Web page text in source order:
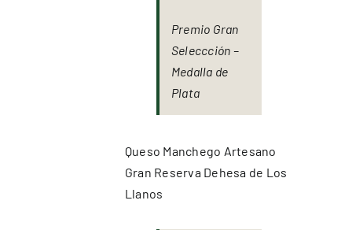
Premio Gran
Seleccción –
Medalla de
Plata
Queso Manchego Artesano
Gran Reserva Dehesa de Los
Llanos